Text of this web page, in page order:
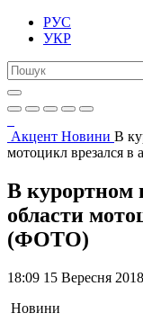
РУС
УКР
Акцент Новини В
мотоцикл врезался
В курортном
области
(ФОТО)
18:09 15 Вересня 2018
Новини